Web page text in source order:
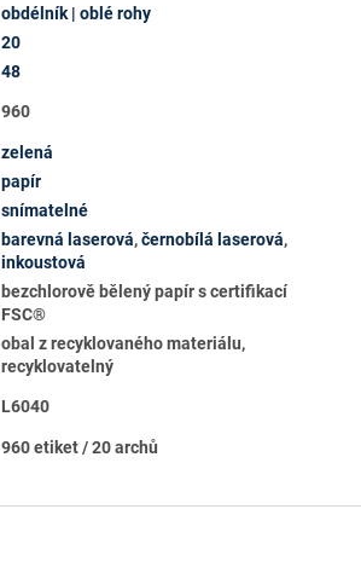
obdélník | oblé rohy
20
48
960
zelená
papír
snímatelné
barevná laserová,černobílá laserová,
inkoustová
bezchlorově bělený papír s certifikací
FSC®
obal z recyklovaného materiálu,
recyklovatelný
L6040
960 etiket / 20 archů